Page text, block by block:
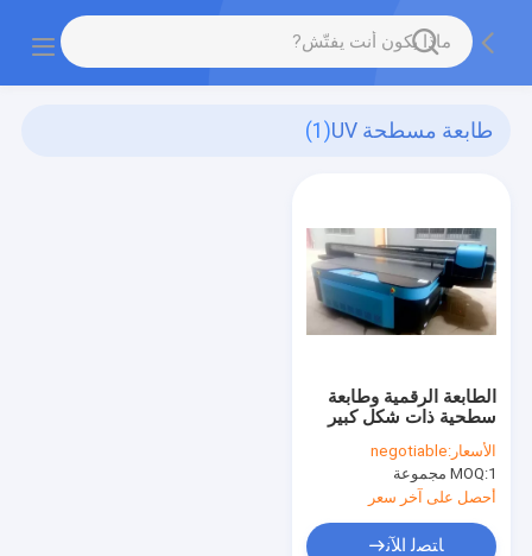
طابعة مسطحة UV (1)
الطابعة الرقمية وطابعة
سطحية ذات شكل كبير
الأسعار:negotiable
MOQ:1 مجموعة
أحصل على آخر سعر
ﺎﺘﺼﻟ ﺍﻶﻧ